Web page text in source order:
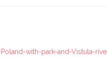
with-park-and-Vistula-